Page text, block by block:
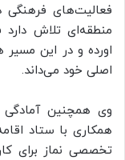
فعالیت‌های
منطقه‌ای تلاش
اورده و در این مسیر
اصلی خود می‌داند.
وی همچنین آمادگی
همکاری با ستاد
تخصصی نماز برای